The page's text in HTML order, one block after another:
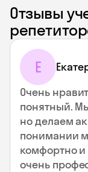
Отзывы
Е
Очень
понятный.
но делаем
понимании
комфортно и
очень